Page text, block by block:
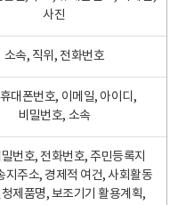
사진
소속, 직위, 전화번호
대폰번호, 이메일, 아이디,
비밀번호, 소속
번호, 전화번호, 주민등록지
지주소, 경제적 여건, 사회활동
제품명, 보조기기 활용계획,